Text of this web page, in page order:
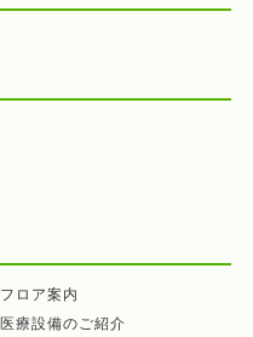
フロア案内
医療設備のご紹介